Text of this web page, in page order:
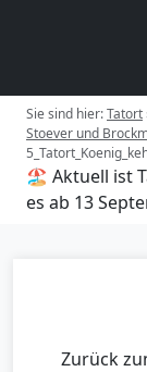
Sie sind hier:Tatort
Stoever und
🏖️ Aktuell ist
es ab 13
Zurück